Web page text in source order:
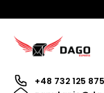
+48 732 125 875